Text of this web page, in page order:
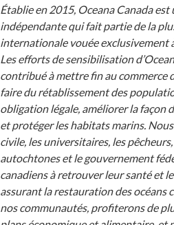
Établie en 2015, Oceana Canada
indépendante qui fait partie de la
internationale vouée exclusivement
Les efforts de sensibilisation
contribué à mettre fin au commerce
faire du rétablissement des
obligation légale, améliorer la façon
et protéger les habitats marins.
civile, les universitaires, les
autochtones et le gouvernement
canadiens à retrouver leur santé et
assurant la restauration des océans
nos communautés, profiterons de